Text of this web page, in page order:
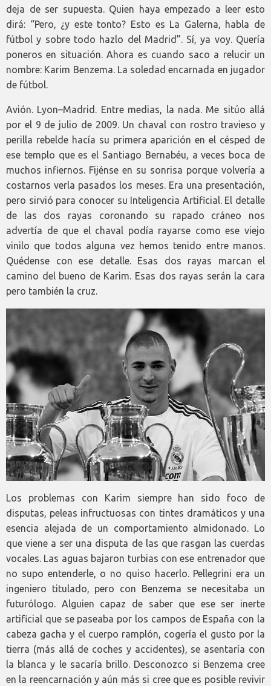
deja de ser supuesta. Quien haya empezado a leer esto
dirá: “Pero, ¿y este tonto? Esto es La Galerna, habla de
fútbol y sobre todo hazlo del Madrid”. Sí, ya voy. Quería
poneros en situación. Ahora es cuando saco a relucir un
nombre: Karim Benzema. La soledad encarnada en jugador
de fútbol.
Avión. Lyon–Madrid. Entre medias, la nada. Me sitúo allá
por el 9 de julio de 2009. Un chaval con rostro travieso y
perilla rebelde hacía su primera aparición en el césped de
ese templo que es el Santiago Bernabéu, a veces boca de
muchos infiernos. Fijénse en su sonrisa porque volvería a
costarnos verla pasados los meses. Era una presentación,
pero sirvió para conocer su Inteligencia Artificial. El detalle
de las dos rayas coronando su rapado cráneo nos
advertía de que el chaval podía rayarse como ese viejo
vinilo que todos alguna vez hemos tenido entre manos.
Quédense con ese detalle. Esas dos rayas marcan el
camino del bueno de Karim. Esas dos rayas serán la cara
pero también la cruz.
Los problemas con Karim siempre han sido foco de
disputas, peleas infructuosas con tintes dramáticos y una
esencia alejada de un comportamiento almidonado. Lo
que viene a ser una disputa de las que rasgan las cuerdas
vocales. Las aguas bajaron turbias con ese entrenador que
no supo entenderle, o no quiso hacerlo. Pellegrini era un
ingeniero titulado, pero con Benzema se necesitaba un
futurólogo. Alguien capaz de saber que ese ser inerte
artificial que se paseaba por los campos de España con la
cabeza gacha y el cuerpo ramplón, cogería el gusto por la
tierra (más allá de coches y accidentes), se asentaría con
la blanca y le sacaría brillo. Desconozco si Benzema cree
en la reencarnación y aún más si cree que es posible revivir